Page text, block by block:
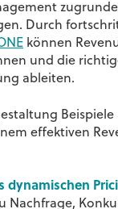
Durch
können
und die
ableiten.
Beispiele
effektiven
dynamischen
Nachfrage,